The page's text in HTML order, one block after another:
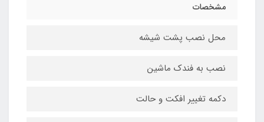
مشخصات
محل نصب پشت شیشه
نصب به فندک ماشین
دکمه تغییر افکت و حالت